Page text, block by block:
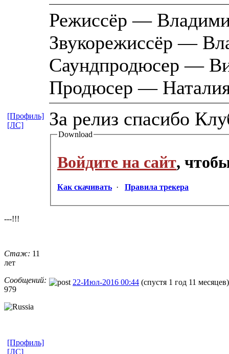
Режиссёр —
Звукорежиссёр —
Саундпродюсер —
Продюсер —
За релиз спасибо
Download
Войдите на сайт,
Как скачивать · Правила трекера
[Профиль]
[ЛС]
---!!!
Стаж: 11
лет
Сообщений:
979
22-Июл-2016 00:44 (спустя 1 год 11 месяцев)
[Профиль]
[ЛС]